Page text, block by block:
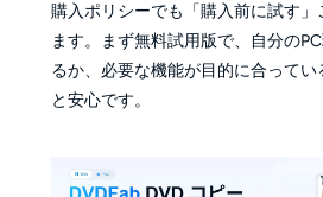
購入ポリシーでも「購入前に試す
ます。まず無料試用版で、自分の
るか、必要な機能が目的に合ってい
と安心です。